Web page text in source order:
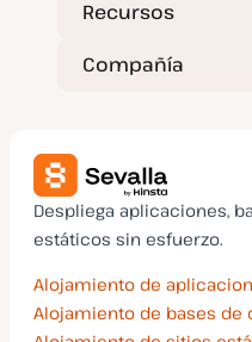
Recursos
Compañía
Despliega aplicaciones,
estáticos sin esfuerzo.
Alojamiento de
Alojamiento de bases de